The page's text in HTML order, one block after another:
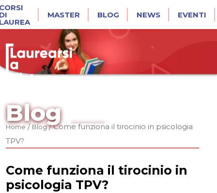
MASTER BLOG NEWS EVENTI
Blog
Home/Blog/Come funziona il tirocinio in psicologia
TPV?
Come funziona il tirocinio in
psicologia TPV?